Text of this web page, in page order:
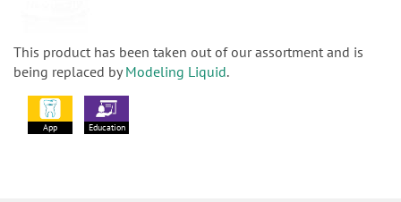
This product has been taken out of our assortment and is
being replaced byModeling Liquid.
App Education